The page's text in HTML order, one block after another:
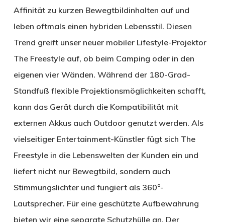
Affinität zu kurzen Bewegtbildinhalten auf und
leben oftmals einen hybriden Lebensstil. Diesen
Trend greift unser neuer mobiler Lifestyle-Projektor
The Freestyle auf, ob beim Camping oder in den
eigenen vier Wänden. Während der 180-Grad-
Standfuß flexible Projektionsmöglichkeiten schafft,
kann das Gerät durch die Kompatibilität mit
externen Akkus auch Outdoor genutzt werden. Als
vielseitiger Entertainment-Künstler fügt sich The
Freestyle in die Lebenswelten der Kunden ein und
liefert nicht nur Bewegtbild, sondern auch
Stimmungslichter und fungiert als 360°-
Lautsprecher. Für eine geschützte Aufbewahrung
bieten wir eine separate Schutzhülle an. Der